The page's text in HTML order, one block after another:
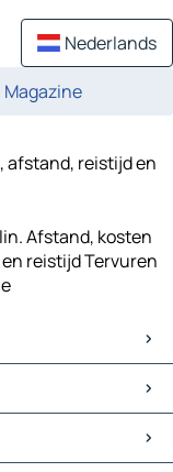
Nederlands
afstand, reistijd en
Afstand, kosten
reistijd Tervuren